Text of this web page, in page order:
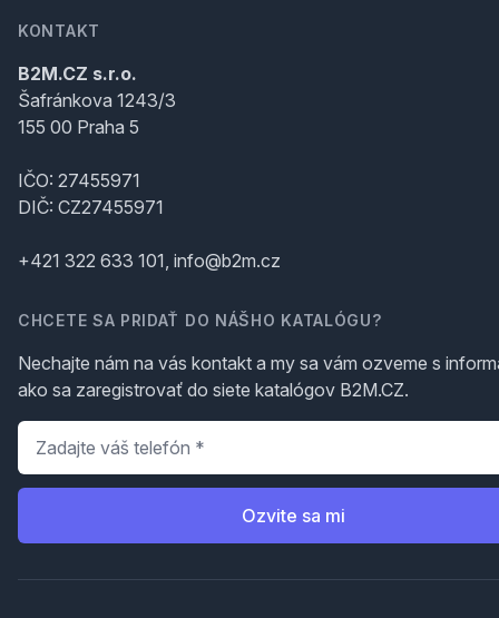
KONTAKT
B2M.CZ s.r.o.
Šafránkova 1243/3
155 00 Praha 5
IČO: 27455971
DIČ: CZ27455971
+421 322 633 101, info@b2m.cz
CHCETE SA PRIDAŤ DO NÁŠHO KATALÓGU?
Nechajte nám na vás kontakt a my sa vám ozveme s
ako sa zaregistrovať do siete katalógov B2M.CZ.
Telefón
Ozvite sa mi